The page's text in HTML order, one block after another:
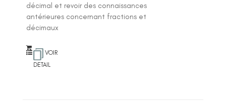
décimal et revoir des connaissances
antérieures concernant fractions et
décimaux
VOIR
DETAIL